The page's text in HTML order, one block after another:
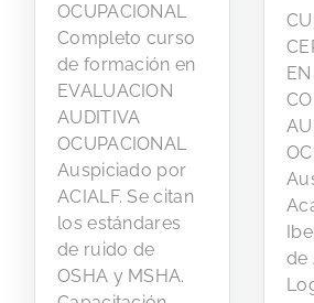
OCUPACIONAL
Completo curso
de formación en
EVALUACION
AUDITIVA
OCUPACIONAL
Auspiciado por
ACIALF. Se citan
los estándares
de ruido de
OSHA y MSHA.
EN
de